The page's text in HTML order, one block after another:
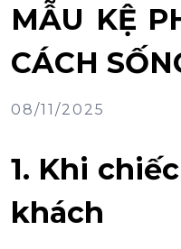
MẪU KỆ
CÁCH
08/11/2025
1. Khi
khách